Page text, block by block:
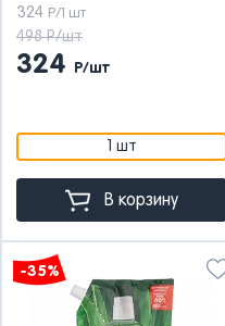
324 Р/1 шт
498 Р/шт
324 Р/шт
1 шт
В корзину
-35%